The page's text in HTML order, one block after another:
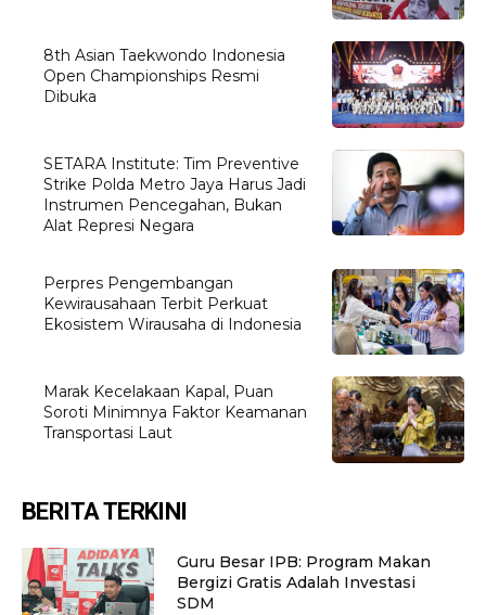
8th Asian Taekwondo Indonesia
Open Championships Resmi
Dibuka
SETARA Institute: Tim Preventive
Strike Polda Metro Jaya Harus Jadi
Instrumen Pencegahan, Bukan
Alat Represi Negara
Perpres Pengembangan
Kewirausahaan Terbit Perkuat
Ekosistem Wirausaha di Indonesia
Marak Kecelakaan Kapal, Puan
Soroti Minimnya Faktor Keamanan
Transportasi Laut
BERITA TERKINI
Guru Besar IPB: Program Makan
Bergizi Gratis Adalah Investasi
SDM